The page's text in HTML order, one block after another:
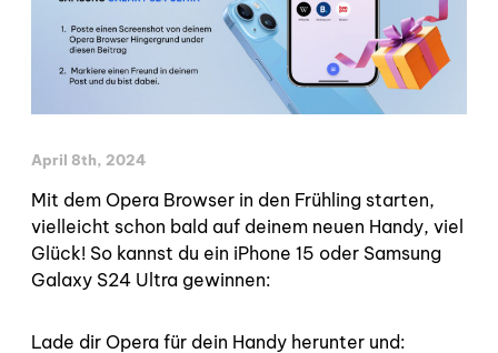
April 8th, 2024
Mit dem Opera Browser in den Frühling starten,
vielleicht schon bald auf deinem neuen Handy, viel
Glück! So kannst du ein iPhone 15 oder Samsung
Galaxy S24 Ultra gewinnen:
Lade dir Opera für dein Handy herunter und: